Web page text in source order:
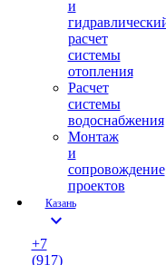
и
расчет
системы
отопления
Расчет
системы
водоснабжения
Монтаж
и
сопровождение
проектов
Казань
expand_more
+7
(917)